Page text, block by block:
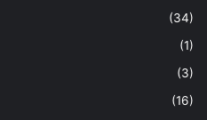
(34)
(1)
(3)
(16)